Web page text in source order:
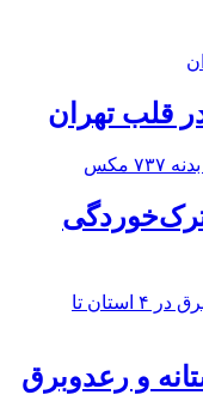
ترک‌خوردگی
و رعدوبرق